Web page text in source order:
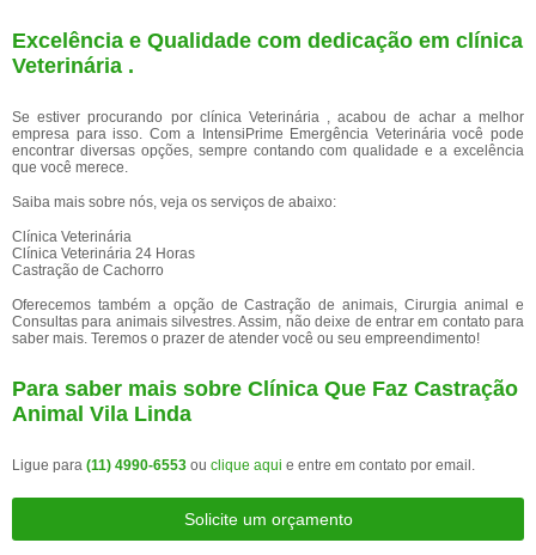
Excelência e Qualidade com dedicação em clínica
Veterinária .
Se estiver procurando por clínica Veterinária , acabou de achar a melhor
empresa para isso. Com a IntensiPrime Emergência Veterinária você pode
encontrar diversas opções, sempre contando com qualidade e a excelência
que você merece.
Saiba mais sobre nós, veja os serviços de abaixo:
Clínica Veterinária
Clínica Veterinária 24 Horas
Castração de Cachorro
Oferecemos também a opção de Castração de animais, Cirurgia animal e
Consultas para animais silvestres. Assim, não deixe de entrar em contato para
saber mais. Teremos o prazer de atender você ou seu empreendimento!
Para saber mais sobre Clínica Que Faz Castração
Animal Vila Linda
Ligue para (11) 4990-6553 ou clique aqui e entre em contato por email.
Solicite um orçamento